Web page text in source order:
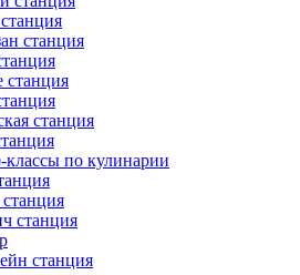
станция
станция
станция
классы по кулинарии
станция
станция